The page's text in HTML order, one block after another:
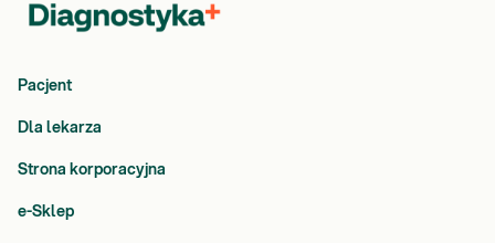
Pacjent
Dla lekarza
Strona korporacyjna
e-Sklep